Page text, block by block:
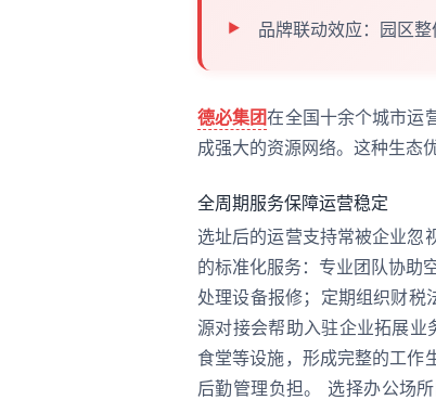
品牌联动效应：园区
德必集团在全国十余个城市运
成强大的资源网络。这种生态
全周期服务保障运营稳定
选址后的运营支持常被企业忽
的标准化服务：专业团队协助
处理设备报修；定期组织财税
源对接会帮助入驻企业拓展业
食堂等设施，形成完整的工作
后勤管理负担。 选择办公场